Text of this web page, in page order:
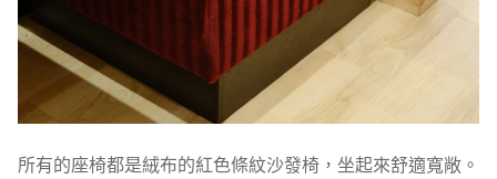
所有的座椅都是絨布的紅色條紋沙發椅，坐起來舒適寬敞。